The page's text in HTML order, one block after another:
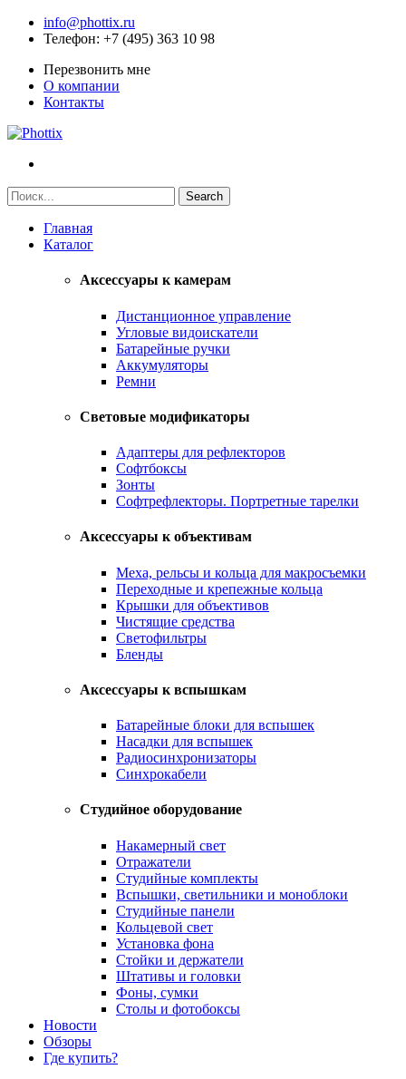
info@phottix.ru
Телефон: +7 (495) 363 10 98
Перезвонить мне
О компании
Контакты
Главная
Каталог
Аксессуары к камерам
Дистанционное управление
Угловые видоискатели
Батарейные ручки
Аккумуляторы
Ремни
Световые модификаторы
Адаптеры для рефлекторов
Софтбоксы
Зонты
Софтрефлекторы. Портретные тарелки
Аксессуары к объективам
Меха, рельсы и кольца для макросъемки
Переходные и крепежные кольца
Крышки для объективов
Чистящие средства
Светофильтры
Бленды
Аксессуары к вспышкам
Батарейные блоки для вспышек
Насадки для вспышек
Радиосинхронизаторы
Синхрокабели
Студийное оборудование
Накамерный свет
Отражатели
Студийные комплекты
Вспышки, светильники и моноблоки
Студийные панели
Кольцевой свет
Установка фона
Стойки и держатели
Штативы и головки
Фоны, сумки
Столы и фотобоксы
Новости
Обзоры
Где купить?